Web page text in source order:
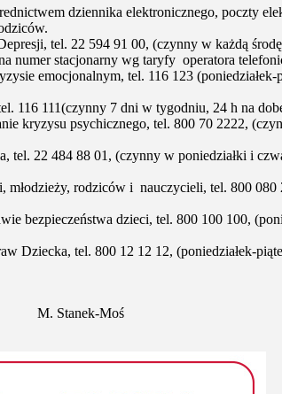
dziennika elektronicznego, poczty
tel. 22 594 91 00, (czynny w każdą
numer stacjonarny wg taryfy operatora
emocjonalnym, tel. 116 123 (poniedziałek-
116 111(czynny 7 dni w tygodniu, 24 h na
kryzysu psychicznego, tel. 800 70 2222,
tel. 22 484 88 01, (czynny w poniedziałki i
młodzieży, rodziców i nauczycieli, tel. 800 080
bezpieczeństwa dzieci, tel. 800 100 100,
Dziecka, tel. 800 12 12 12, (poniedziałek-
Moś